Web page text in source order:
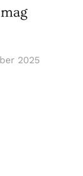
2025